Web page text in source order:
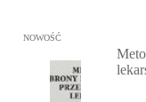
Przejdź do:
NOWOŚĆ